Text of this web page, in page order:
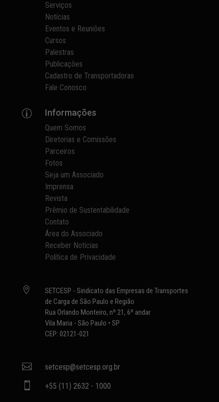
Serviços
Notícias
Eventos e Reuniões
Cursos
Palestras
Publicações
Cadastro de Transportadoras
Fale Conosco
p Informações
Quem Somos
Diretorias e Comissões
Parceiros
Fotos
Seja um Associado
Imprensa
Revista
Prêmio de Sustentabilidade
Contato
Área do Associado
Receber Notícias
Política de Privacidade

SETCESP - Sindicato das Empresas de Transportes
de Carga de São Paulo e Região
Rua Orlando Monteiro, nº 21, 6º andar
Vila Maria - São Paulo • SP
CEP: 02121-021
 setcesp@setcesp.org.br
 +55 (11) 2632 - 1000